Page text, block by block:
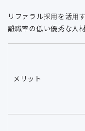
リファラル採用を活用
離職率の低い優秀な人
メリット